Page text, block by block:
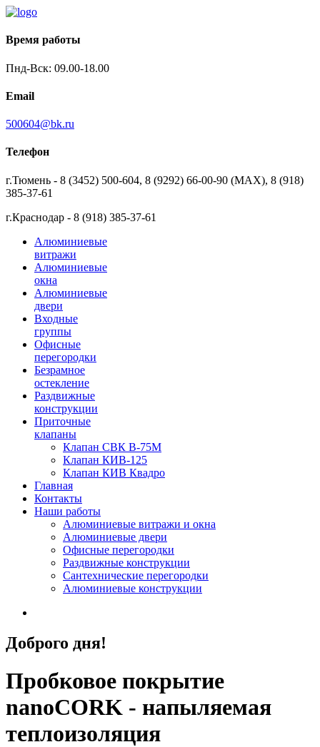
Время работы
Пнд-Вск: 09.00-18.00
Email
500604@bk.ru
Телефон
г.Тюмень - 8 (3452) 500-604, 8 (9292) 66-00-90 (MAX), 8 (918)
385-37-61
г.Краснодар - 8 (918) 385-37-61
Алюминиевые
витражи
Алюминиевые
окна
Алюминиевые
двери
Входные
группы
Офисные
перегородки
Безрамное
остекление
Раздвижные
конструкции
Приточные
клапаны
Клапан СВК В-75М
Клапан КИВ-125
Клапан КИВ Квадро
Главная
Контакты
Наши работы
Алюминиевые витражи и окна
Алюминиевые двери
Офисные перегородки
Раздвижные конструкции
Сантехнические перегородки
Алюминиевые конструкции
Доброго дня!
Пробковое покрытие
nanoCORK - напыляемая
теплоизоляция